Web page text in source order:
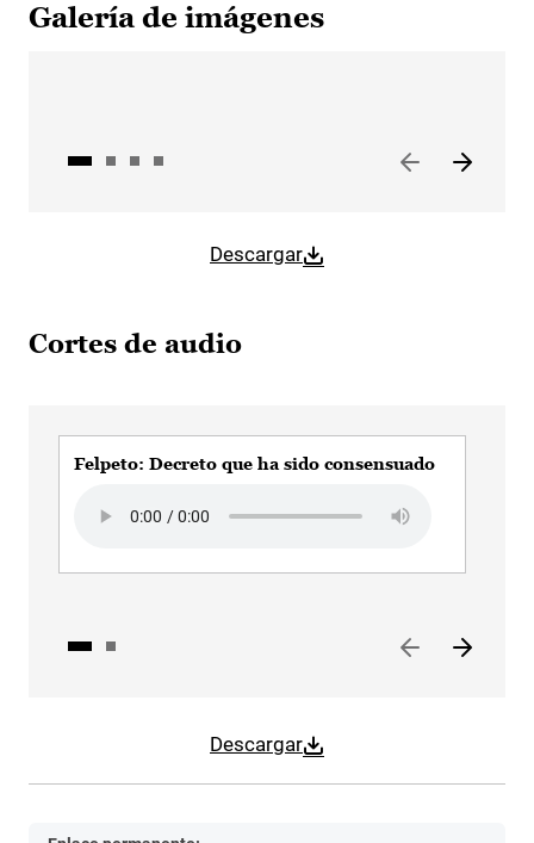
Galería de imágenes
Descargar
Cortes de audio
Descargar
Felpeto: Decreto que ha sido consensuado